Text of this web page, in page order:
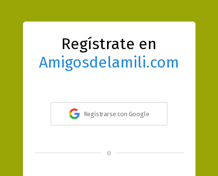
Regístrate en
Amigosdelamili.com
Registrarse con Google
o